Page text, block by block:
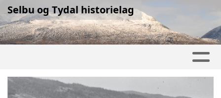
Selbu og Tydal historielag